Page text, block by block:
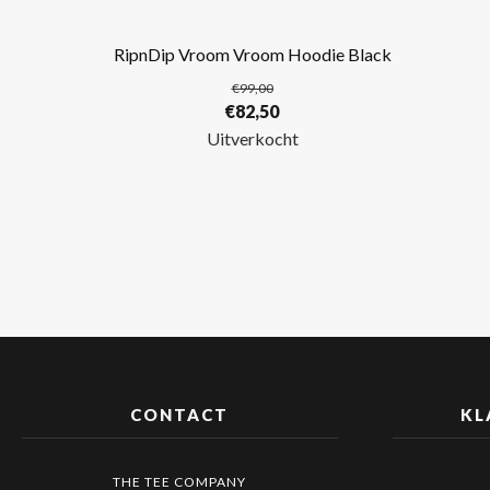
RipnDip Vroom Vroom Hoodie Black
€99,00
Oorspronkelijke
prijs
€82,50Huidige
prijs
Uitverkocht
CONTACT
THE TEE COMPANY